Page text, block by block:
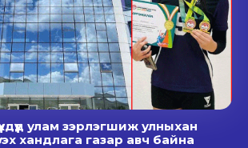
улам зэрлэгшиж улныхан
хандлага газар авч байна